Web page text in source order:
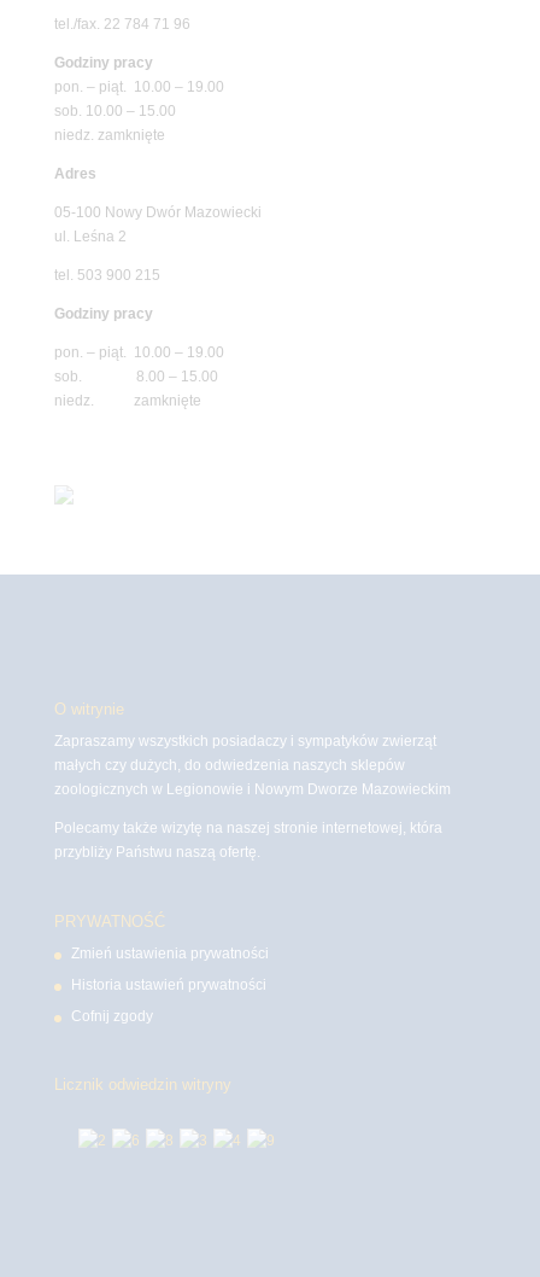
tel./fax. 22 784 71 96
Godziny pracy
pon. – piąt. 10.00 – 19.00
sob. 10.00 – 15.00
niedz. zamknięte
Adres
05-100 Nowy Dwór Mazowiecki
ul. Leśna 2
tel. 503 900 215
Godziny pracy
pon. – piąt. 10.00 – 19.00
sob. 8.00 – 15.00
niedz. zamknięte
O witrynie
Zapraszamy wszystkich posiadaczy i sympatyków zwierząt
małych czy dużych, do odwiedzenia naszych sklepów
zoologicznych w Legionowie i Nowym Dworze Mazowieckim
Polecamy także wizytę na naszej stronie internetowej, która
przybliży Państwu naszą ofertę.
PRYWATNOŚĆ
Zmień ustawienia prywatności
Historia ustawień prywatności
Cofnij zgody
Licznik odwiedzin witryny